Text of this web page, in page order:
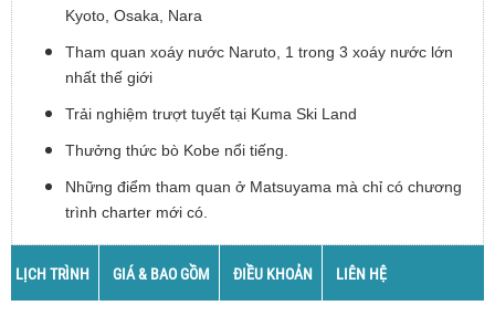
Kyoto, Osaka, Nara
Tham quan xoáy nước Naruto, 1 trong 3 xoáy nước lớn
nhất thế giới
Trải nghiệm trượt tuyết tại Kuma Ski Land
Thưởng thức bò Kobe nổi tiếng.
Những điểm tham quan ở Matsuyama mà chỉ có chương
trình charter mới có.
LỊCH TRÌNH GIÁ & BAO GỒM ĐIỀU KHOẢN LIÊN HỆ